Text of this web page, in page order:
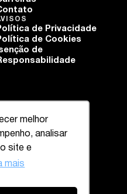
melhor
analisar
site e
mais
de Privacidade
de Cookies
de